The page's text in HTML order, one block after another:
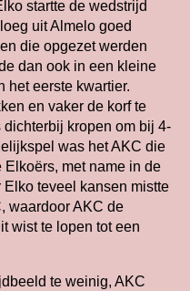
startte de wedstrijd
uit Almelo goed
die opgezet werden
dan ook in een kleine
het eerste kwartier.
en vaker de korf te
kropen om bij 4-
was het AKC die
Elkoërs, met name in de
teveel kansen mistte
waardoor AKC de
wist te lopen tot een
te weinig, AKC